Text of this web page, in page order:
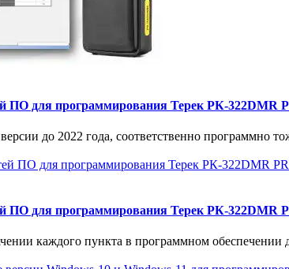
ПО для программирования Терек РК-322DMR
до 2022 года, соответственно программно
ПО для программирования Терек РК-322DMR
каждого пункта в программном